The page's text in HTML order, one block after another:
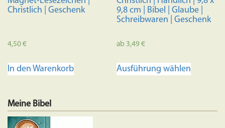
Christlich | Geschenk
4,50€
In den Warenkorb
9,8 cm | Bibel | Glaube |
Schreibwaren | Geschenk
ab 3,49€
Ausführung wählen
Meine Bibel